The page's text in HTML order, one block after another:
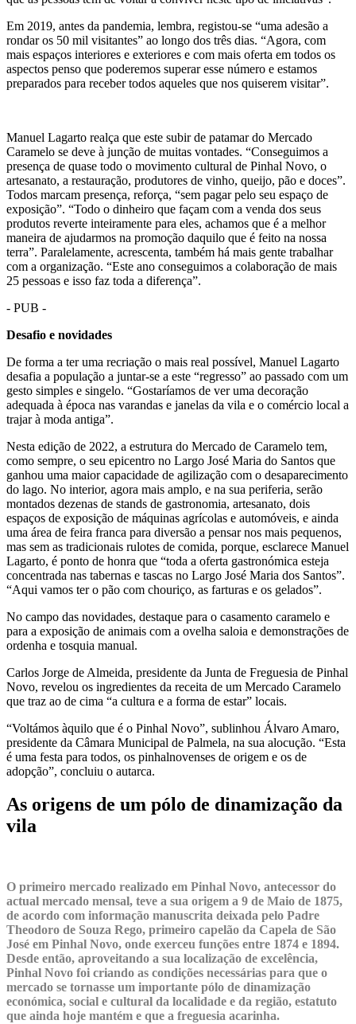
Em 2019, antes da pandemia, lembra, registou-se “uma adesão a
rondar os 50 mil visitantes” ao longo dos três dias. “Agora, com
mais espaços interiores e exteriores e com mais oferta em todos os
aspectos penso que poderemos superar esse número e estamos
preparados para receber todos aqueles que nos quiserem visitar”.
Manuel Lagarto realça que este subir de patamar do Mercado
Caramelo se deve à junção de muitas vontades. “Conseguimos a
presença de quase todo o movimento cultural de Pinhal Novo, o
artesanato, a restauração, produtores de vinho, queijo, pão e doces”.
Todos marcam presença, reforça, “sem pagar pelo seu espaço de
exposição”. “Todo o dinheiro que façam com a venda dos seus
produtos reverte inteiramente para eles, achamos que é a melhor
maneira de ajudarmos na promoção daquilo que é feito na nossa
terra”. Paralelamente, acrescenta, também há mais gente trabalhar
com a organização. “Este ano conseguimos a colaboração de mais
25 pessoas e isso faz toda a diferença”.
- PUB -
Desafio e novidades
De forma a ter uma recriação o mais real possível, Manuel Lagarto
desafia a população a juntar-se a este “regresso” ao passado com um
gesto simples e singelo. “Gostaríamos de ver uma decoração
adequada à época nas varandas e janelas da vila e o comércio local a
trajar à moda antiga”.
Nesta edição de 2022, a estrutura do Mercado de Caramelo tem,
como sempre, o seu epicentro no Largo José Maria do Santos que
ganhou uma maior capacidade de agilização com o desaparecimento
do lago. No interior, agora mais amplo, e na sua periferia, serão
montados dezenas de stands de gastronomia, artesanato, dois
espaços de exposição de máquinas agrícolas e automóveis, e ainda
uma área de feira franca para diversão a pensar nos mais pequenos,
mas sem as tradicionais rulotes de comida, porque, esclarece Manuel
Lagarto, é ponto de honra que “toda a oferta gastronómica esteja
concentrada nas tabernas e tascas no Largo José Maria dos Santos”.
“Aqui vamos ter o pão com chouriço, as farturas e os gelados”.
No campo das novidades, destaque para o casamento caramelo e
para a exposição de animais com a ovelha saloia e demonstrações de
ordenha e tosquia manual.
Carlos Jorge de Almeida, presidente da Junta de Freguesia de Pinhal
Novo, revelou os ingredientes da receita de um Mercado Caramelo
que traz ao de cima “a cultura e a forma de estar” locais.
“Voltámos àquilo que é o Pinhal Novo”, sublinhou Álvaro Amaro,
presidente da Câmara Municipal de Palmela, na sua alocução. “Esta
é uma festa para todos, os pinhalnovenses de origem e os de
adopção”, concluiu o autarca.
As origens de um pólo de dinamização da
vila
O primeiro mercado realizado em Pinhal Novo, antecessor do
actual mercado mensal, teve a sua origem a 9 de Maio de 1875,
de acordo com informação manuscrita deixada pelo Padre
Theodoro de Souza Rego, primeiro capelão da Capela de São
José em Pinhal Novo, onde exerceu funções entre 1874 e 1894.
Desde então, aproveitando a sua localização de excelência,
Pinhal Novo foi criando as condições necessárias para que o
mercado se tornasse um importante pólo de dinamização
económica, social e cultural da localidade e da região, estatuto
que ainda hoje mantém e que a freguesia acarinha.